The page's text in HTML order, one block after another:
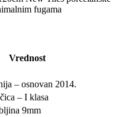
fugama
Vrednost
– osnovan 2014.
– I klasa
9mm